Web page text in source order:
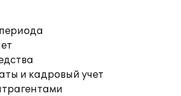
и кадровый учет